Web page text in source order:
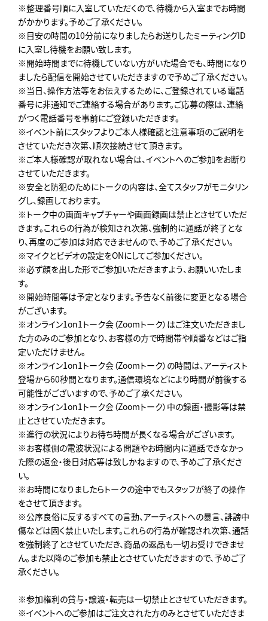
※整理番号順に入室していただくので、待機から入室までお時間
がかかります。予めご了承ください。
※目安の時間の10分前になりましたらお送りしたミーティングID
に入室し待機をお願い致します。
※開始時間までに待機していない方がいた場合でも、時間になり
ましたら配信を開始させていただきますので予めご了承ください。
※当日、操作方法等をお伝えするために、ご登録されている電話
番号に非通知でご連絡する場合があります。ご応募の際は、連絡
がつく電話番号を事前にご登録いただきます。
※イベント前にスタッフよりご本人様確認と注意事項のご説明を
させていただき次第、順次接続させて頂きます。
※ご本人様確認が取れない場合は、イベントへのご参加をお断り
させていただきます。
※安全と防犯のためにトークの内容は、全てスタッフがモニタリン
グし、録画しております。
※トーク中の画面キャプチャーや画面録画は禁止とさせていただ
きます。これらの行為が検知され次第、強制的に通話が終了とな
り、再度のご参加は対応できませんので、予めご了承ください。
※マイクとビデオの設定をONにしてご参加ください。
※必ず顔を出した形でご参加いただきますよう、お願いいたしま
す。
※開始時間等は予定となります。予告なく前後に変更となる場合
がございます。
※オンライン1on1トーク会（Zoomトーク）はご注文いただきまし
た方のみのご参加となり、お客様の方で時間帯や順番などはご指
定いただけません。
※オンライン1on1トーク会（Zoomトーク）の時間は、アーティスト
登場から60秒間となります。通信環境などにより時間が前後する
可能性がございますので、予めご了承ください。
※オンライン1on1トーク会（Zoomトーク）中の録画・撮影等は禁
止とさせていただきます。
※進行の状況によりお待ち時間が長くなる場合がございます。
※お客様側の電波状況による問題やお時間内に通話できなかっ
た際の返金・後日対応等は致しかねますので、予めご了承くださ
い。
※お時間になりましたらトークの途中でもスタッフが終了の操作
をさせて頂きます。
※公序良俗に反するすべての言動、アーティストへの暴言、誹謗中
傷などは固く禁止いたします。これらの行為が確認され次第、通話
を強制終了とさせていただき、商品の返品も一切お受けできませ
ん。また以降のご参加も禁止とさせていただきますので、予めご了
承ください。
※参加権利の貸与・譲渡・転売は一切禁止とさせていただきます。
※イベントへのご参加はご注文された方のみとさせていただきま